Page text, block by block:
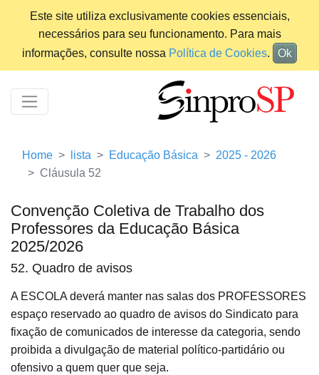
Este site utiliza exclusivamente cookies essenciais,
necessários para seu funcionamento. Para mais
informações, consulte nossa Política de Cookies. Ok
Home lista Educação Básica
2025 - 2026
Cláusula 52
Convenção Coletiva de Trabalho dos
Professores da Educação Básica
2025/2026
52. Quadro de avisos
A ESCOLA deverá manter nas salas dos PROFESSORES
espaço reservado ao quadro de avisos do Sindicato para
fixação de comunicados de interesse da categoria, sendo
proibida a divulgação de material político-partidário ou
ofensivo a quem quer que seja.